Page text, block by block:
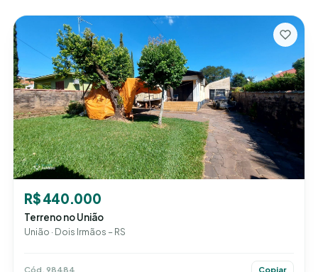
R$ 440.000
Terreno no União
União · Dois Irmãos – RS
Cód. 98484 Copiar